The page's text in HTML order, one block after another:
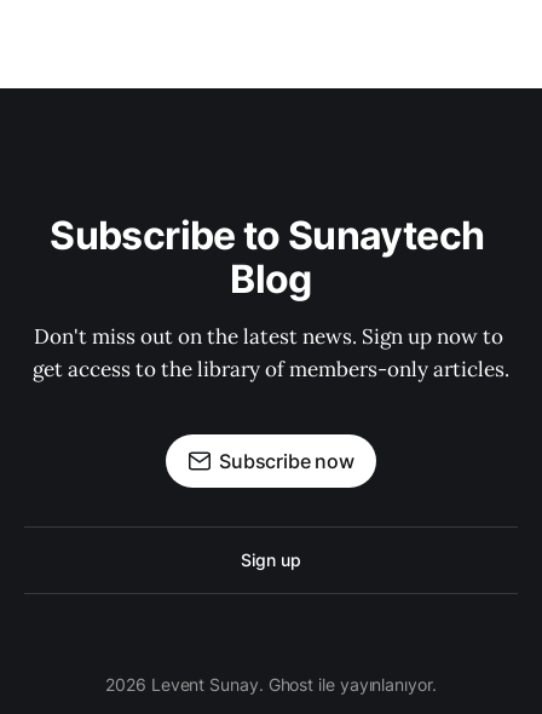
Subscribe to Sunaytech
Blog
Don't miss out on the latest news. Sign up now to
get access to the library of members-only articles.
Subscribe now
Sign up
2026 Levent Sunay. Ghost ile yayınlanıyor.